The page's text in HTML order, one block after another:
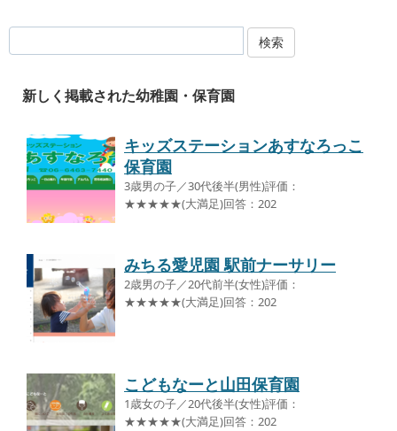
検索
新しく掲載された幼稚園・保育園
キッズステーションあすなろっこ
保育園
3歳男の子／30代後半(男性)評価：
★★★★★(大満足)回答：202
みちる愛児園 駅前ナーサリー
2歳男の子／20代前半(女性)評価：
★★★★★(大満足)回答：202
こどもなーと山田保育園
1歳女の子／20代後半(女性)評価：
★★★★★(大満足)回答：202